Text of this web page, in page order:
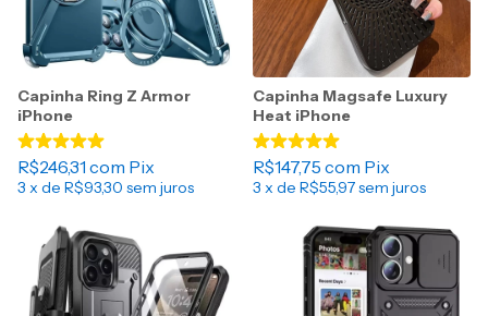
Capinha Ring Z Armor
iPhone
R$246,31 com Pix
3 x de R$93,30 sem juros
Capinha Magsafe Luxury
Heat iPhone
R$147,75 com Pix
3 x de R$55,97sem juros